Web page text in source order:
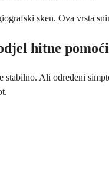
sken. Ova vrsta
hitne
Ali određeni